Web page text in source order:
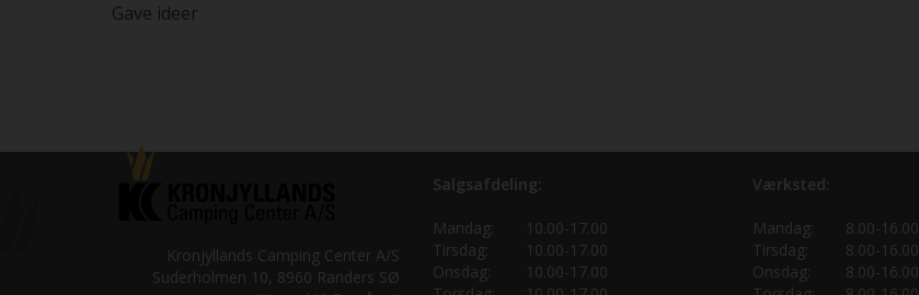
Gave ideer
Kronjyllands Camping Center A/S
Suderholmen 10, 8960 Randers SØ
Salgsafdeling:
Mandag:
10.00-17.00
Tirsdag:
10.00-17.00
Onsdag:
10.00-17.00
Værksted:
Mandag:
8.00-16.00
Tirsdag:
8.00-16.00
Onsdag:
8.00-16.00